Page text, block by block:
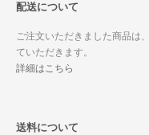
配送について
ご注文いただきました商品は
ていただきます。
詳細はこちら
送料について